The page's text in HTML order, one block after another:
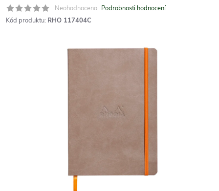
Neohodnoceno Podrobnosti hodnocení
Kód produktu: RHO 117404C